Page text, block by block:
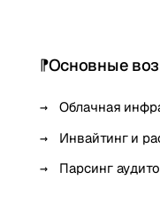
Основные
Облачная
Инвайтинг и
Парсинг